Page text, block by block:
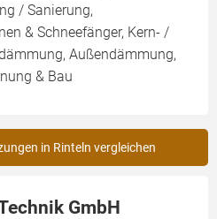
/ Sanierung,
& Schneefänger, Kern- /
Außendämmung,
& Bau
in Rinteln vergleichen
GmbH